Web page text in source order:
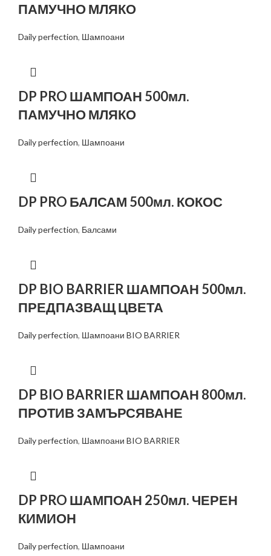
ПАМУЧНО МЛЯКО
Daily perfection, Шампоани
DP PRO ШАМПОАН 500мл.
ПАМУЧНО МЛЯКО
Daily perfection, Шампоани
DP PRO БАЛСАМ 500мл. КОКОС
Daily perfection, Балсами
DP BIO BARRIER ШАМПОАН 500мл.
ПРЕДПАЗВАЩ ЦВЕТА
Daily perfection, Шампоани BIO BARRIER
DP BIO BARRIER ШАМПОАН 800мл.
ПРОТИВ ЗАМЪРСЯВАНЕ
Daily perfection, Шампоани BIO BARRIER
DP PRO ШАМПОАН 250мл. ЧЕРЕН
КИМИОН
Daily perfection, Шампоани